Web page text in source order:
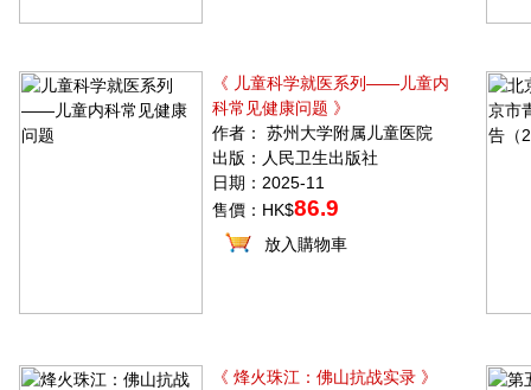
《 儿童科学就医系列——儿童内
科常见健康问题 》
作者： 苏州大学附属儿童医院
出版：人民卫生出版社
日期：2025-11
售價：HK$86.9
放入購物車
《 烽火珠江：佛山抗战实录 》